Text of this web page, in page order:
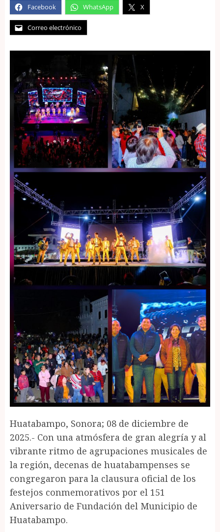
Facebook WhatsApp X
Correo electrónico
Huatabampo, Sonora; 08 de diciembre de
2025.- Con una atmósfera de gran alegría y al
vibrante ritmo de agrupaciones musicales de
la región, decenas de huatabampenses se
congregaron para la clausura oficial de los
festejos conmemorativos por el 151
Aniversario de Fundación del Municipio de
Huatabampo.